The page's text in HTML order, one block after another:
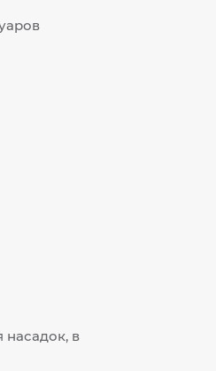
насадок, в